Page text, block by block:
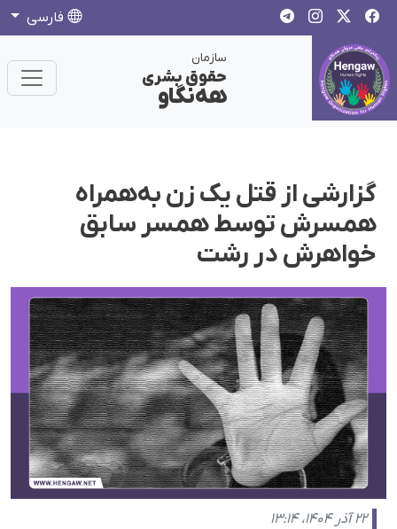
فارسی
سازمان
حقوق بشری
هەنگاو
گزارشی از قتل یک زن به‌همراه
همسرش توسط همسر سابق
خواهرش در رشت
۲۲ آذر ۱۴۰۴، ۱۳:۱۴